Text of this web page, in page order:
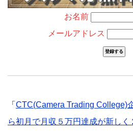
お名前
メールアドレス
「 CTC(Camera Trading College)
ら初月で月収５万円達成が新しく